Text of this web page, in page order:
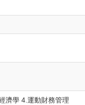
濟學 4.運動財務管理